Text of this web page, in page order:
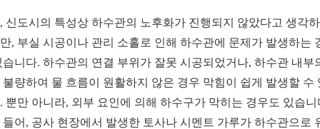
신도시의 특성상 하수관의 노후화가 진행되지 않았다고 생각
, 부실 시공이나 관리 소홀로 인해 하수관에 문제가 발생하는
습니다. 하수관의 연결 부위가 잘못 시공되었거나, 하수관 내부
불량하여 물 흐름이 원활하지 않은 경우 막힘이 쉽게 발생할 수
뿐만 아니라, 외부 요인에 의해 하수구가 막히는 경우도 있습니
들어, 공사 현장에서 발생한 토사나 시멘트 가루가 하수관으로